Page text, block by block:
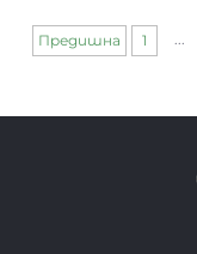
Предишна 1 ...